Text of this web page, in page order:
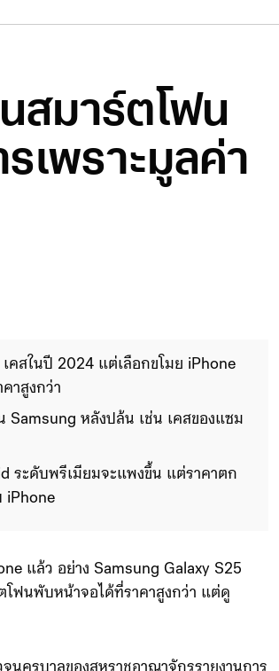
สมาร์ตโฟน
เพราะมูลค่า
คสในปี 2024 แต่เลือกขโมย iPhone
าสูงกว่า
หลังปล้น เช่น เคสของแซม
ระดับพรีเมียมจะแพงขึ้น แต่ราคาตก
iPhone
แล้ว อย่าง Samsung Galaxy S25
โฟนพับหน้าจอได้ที่ราคาสูงกว่า แต่ดู